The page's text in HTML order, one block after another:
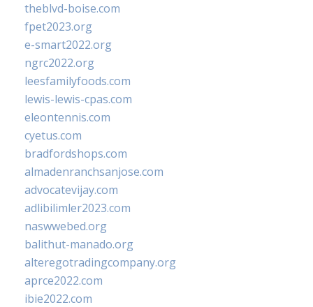
theblvd-boise.com
fpet2023.org
e-smart2022.org
ngrc2022.org
leesfamilyfoods.com
lewis-lewis-cpas.com
eleontennis.com
cyetus.com
bradfordshops.com
almadenranchsanjose.com
advocatevijay.com
adlibilimler2023.com
naswwebed.org
balithut-manado.org
alteregotradingcompany.org
aprce2022.com
ibie2022.com